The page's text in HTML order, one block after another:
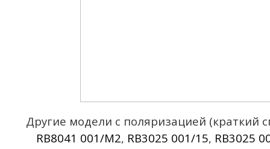
Другие модели с поляризацией (краткий
RB8041 001/M2, RB3025 001/15, RB3025